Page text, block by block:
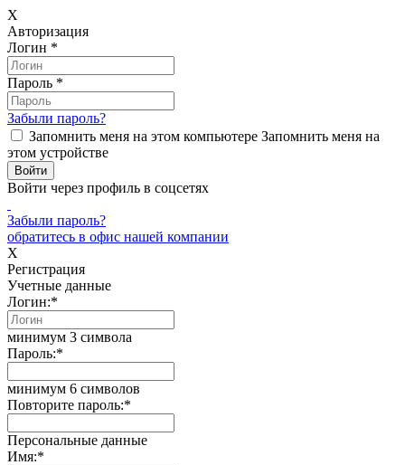
X
Авторизация
Логин *
Пароль *
Забыли пароль?
Запомнить меня на этом компьютере Запомнить меня на
этом устройстве
Войти через профиль в соцсетях
Забыли пароль?
обратитесь в офис нашей компании
X
Регистрация
Учетные данные
Логин:*
минимум 3 символа
Пароль:*
минимум 6 символов
Повторите пароль:*
Персональные данные
Имя:*